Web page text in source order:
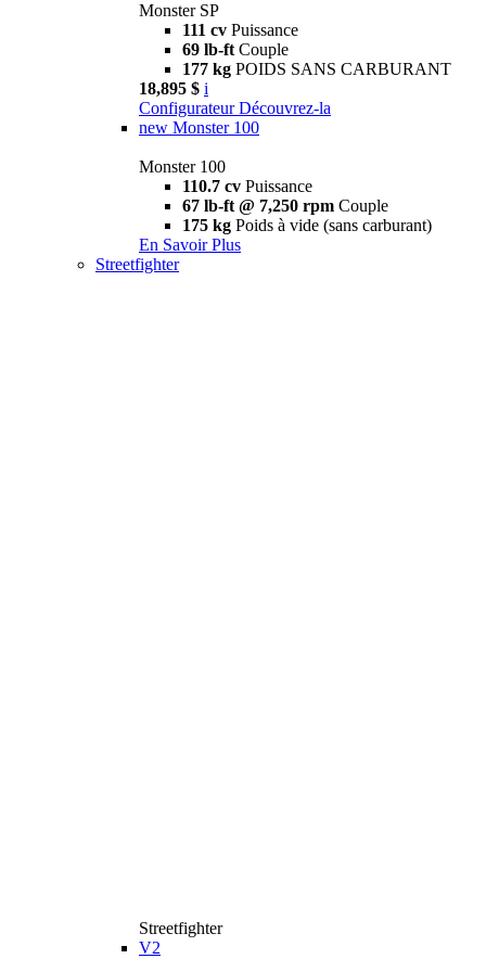
Monster SP
111 cv Puissance
69 lb-ft Couple
177 kg POIDS SANS CARBURANT
18,895 $ i
Configurateur Découvrez-la
new Monster 100
Monster 100
110.7 cv Puissance
67 lb-ft @ 7,250 rpm Couple
175 kg Poids à vide (sans carburant)
En Savoir Plus
Streetfighter
Streetfighter
V2